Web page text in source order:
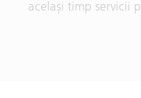
același timp servicii